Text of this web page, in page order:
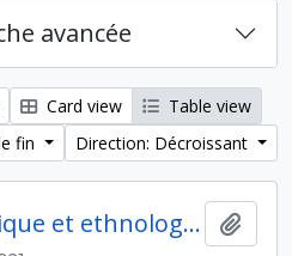
avancée
Card view
Table view
fin
Direction: Décroissant
Mission archéologique et ethnologique française au Mexique